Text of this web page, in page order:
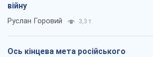
війну
Руслан Горовий 3,3 т.
Ось кінцева мета російського